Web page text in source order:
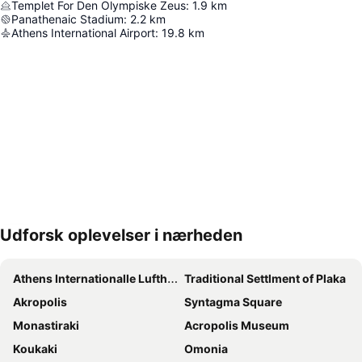
Templet For Den Olympiske Zeus: 1.9 km
Panathenaic Stadium: 2.2 km
Athens International Airport: 19.8 km
Udvid kort
Udforsk oplevelser i nærheden
Athens Internationalle Lufthavn Eleftherios Venizelos
Traditional Settlment of Plaka
Akropolis
Syntagma Square
Monastiraki
Acropolis Museum
Koukaki
Omonia